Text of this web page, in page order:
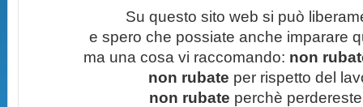
Su questo sito web si può
e spero che possiate anche imparare
ma una cosa vi raccomando: non
non rubate per rispetto del
non rubate perchè